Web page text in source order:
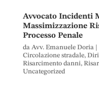
Avvocato Incidenti
Massimizzazione
Processo Penale
da Avv. Emanuele Doria|
Circolazione stradale,
Risarcimento danni,
Uncategorized